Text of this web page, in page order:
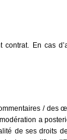
contrat. En cas
/ des
a
de ses droits